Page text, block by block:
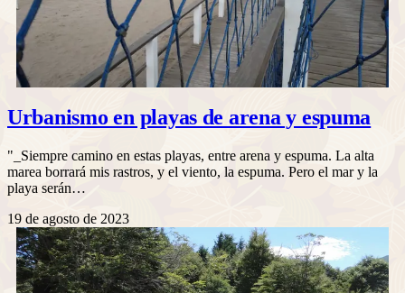
Urbanismo en playas de arena y espuma
"_Siempre camino en estas playas, entre arena y espuma. La alta
marea borrará mis rastros, y el viento, la espuma. Pero el mar y la
playa serán…
19 de agosto de 2023